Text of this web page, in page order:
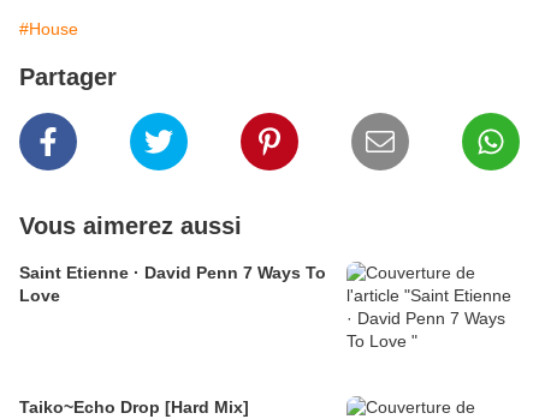
#House
Partager
Vous aimerez aussi
Saint Etienne · David Penn 7 Ways To
Love
Taiko~Echo Drop [Hard Mix]